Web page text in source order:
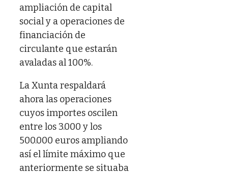
ampliación de capital
social y a operaciones de
financiación de
circulante que estarán
avaladas al 100%.
La Xunta respaldará
ahora las operaciones
cuyos importes oscilen
entre los 3.000 y los
500.000 euros ampliando
así el límite máximo que
anteriormente se situaba